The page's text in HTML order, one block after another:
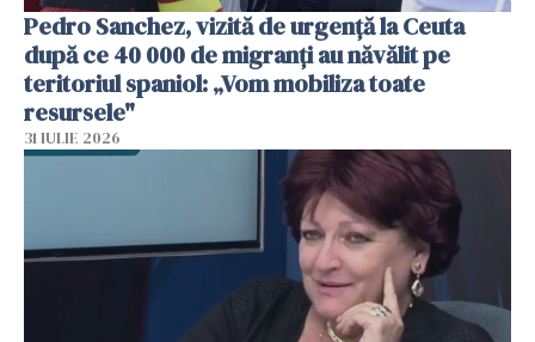
Pedro Sanchez, vizită de urgență la Ceuta
după ce 40 000 de migranți au năvălit pe
teritoriul spaniol: „Vom mobiliza toate
resursele"
31 IULIE 2026